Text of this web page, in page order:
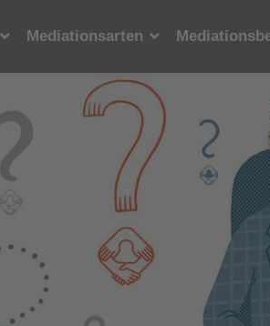
Mediationsarten